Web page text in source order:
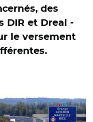
des
DIR et Dreal -
le versement